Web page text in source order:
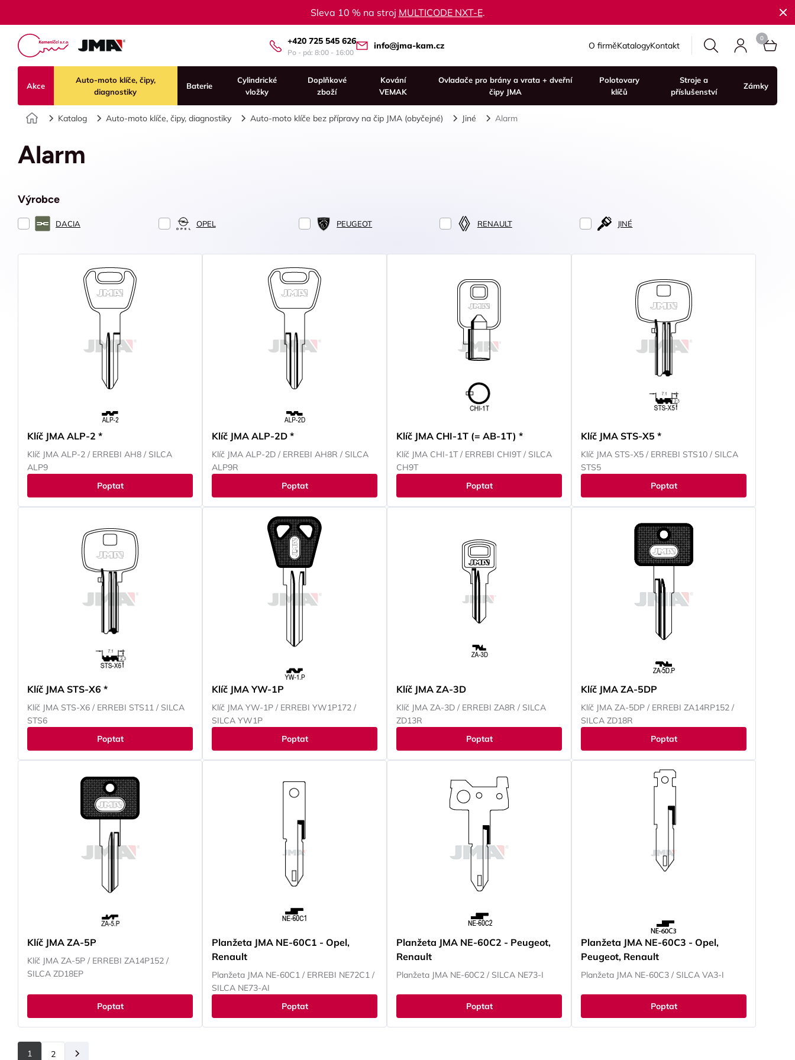
Sleva 10 % na stroj MULTICODE NXT-E.
+420 725 545 626
Po - pá: 8:00 - 16:00
info@jma-kam.cz O firměKatalogyKontakt
Akce
Auto-moto klíče, čipy,
diagnostiky
Baterie
Cylindrické
vložky
Doplňkové
zboží
Kování
VEMAK
Ovladače pro brány a vrata + dveřní
čipy JMA
Polotovary
klíčů
Stroje a
příslušenství
Zámky
Úvod
Katalog Auto-moto klíče, čipy, diagnostiky Auto-moto klíče bez přípravy na čip JMA (obyčejné) Jiné Alarm
Alarm
Výrobce
DACIA OPEL PEUGEOT RENAULT JINÉ
Klíč JMA ALP-2 *
Klíč JMA ALP-2 / ERREBI AH8 / SILCA
ALP9
Poptat
Klíč JMA ALP-2D *
Klíč JMA ALP-2D / ERREBI AH8R / SILCA
ALP9R
Poptat
Klíč JMA CHI-1T (= AB-1T) *
Klíč JMA CHI-1T / ERREBI CHI9T / SILCA
CH9T
Poptat
Klíč JMA STS-X5 *
Klíč JMA STS-X5 / ERREBI STS10 / SILCA
STS5
Poptat
Klíč JMA STS-X6 *
Klíč JMA STS-X6 / ERREBI STS11 / SILCA
STS6
Poptat
Klíč JMA YW-1P
Klíč JMA YW-1P / ERREBI YW1P172 /
SILCA YW1P
Poptat
Klíč JMA ZA-3D
Klíč JMA ZA-3D / ERREBI ZA8R / SILCA
ZD13R
Poptat
Klíč JMA ZA-5DP
Klíč JMA ZA-5DP / ERREBI ZA14RP152 /
SILCA ZD18R
Poptat
Klíč JMA ZA-5P
Klíč JMA ZA-5P / ERREBI ZA14P152 /
SILCA ZD18EP
Poptat
Planžeta JMA NE-60C1 - Opel,
Renault
Planžeta JMA NE-60C1 / ERREBI NE72C1 /
SILCA NE73-AI
Poptat
Planžeta JMA NE-60C2 - Peugeot,
Renault
Planžeta JMA NE-60C2 / SILCA NE73-I
Poptat
Planžeta JMA NE-60C3 - Opel,
Peugeot, Renault
Planžeta JMA NE-60C3 / SILCA VA3-I
Poptat
1 2